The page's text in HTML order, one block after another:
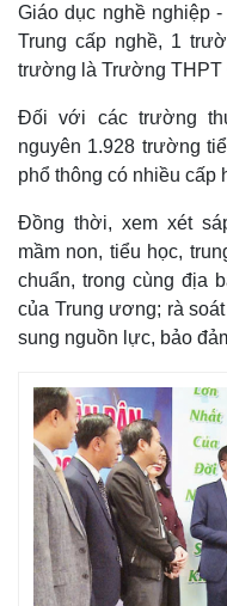
Giáo dục nghề nghiệp
Trung cấp nghề, 1
trường là Trường THPT
Đối với các trường
nguyên 1.928 trường
phổ thông có nhiều cấp
Đồng thời, xem xét
mầm non, tiểu học,
chuẩn, trong cùng địa
của Trung ương; rà
sung nguồn lực, bảo